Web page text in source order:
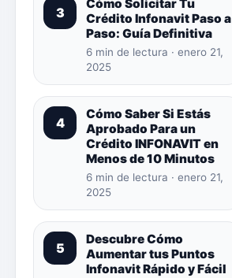
3
Cómo Solicitar Tu
Crédito Infonavit Paso a
Paso: Guía Definitiva
6 min de lectura · enero 21,
2025
4
Cómo Saber Si Estás
Aprobado Para un
Crédito INFONAVIT en
Menos de 10 Minutos
6 min de lectura · enero 21,
2025
5
Descubre Cómo
Aumentar tus Puntos
Infonavit Rápido y Fácil